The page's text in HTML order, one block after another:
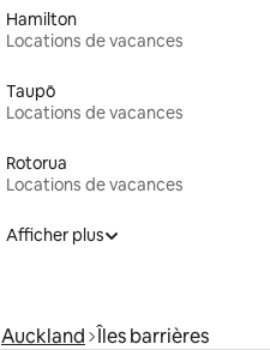
Hamilton
Locations de vacances
Taupō
Locations de vacances
Rotorua
Locations de vacances
Afficher plus
Auckland Îles barrières